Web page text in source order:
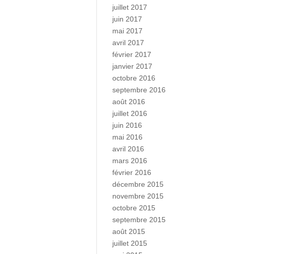
juillet 2017
juin 2017
mai 2017
avril 2017
février 2017
janvier 2017
octobre 2016
septembre 2016
août 2016
juillet 2016
juin 2016
mai 2016
avril 2016
mars 2016
février 2016
décembre 2015
novembre 2015
octobre 2015
septembre 2015
août 2015
juillet 2015